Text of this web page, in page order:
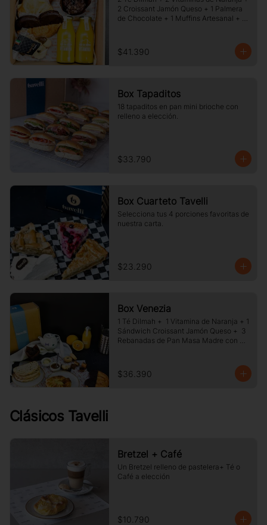
2 Croissant Jamón Queso + 1 Palmera
de Chocolate + 1 Muffins Artesanal +
$41.390
Box Tapaditos
18 tapaditos en pan mini brioche con
relleno a elección.
$33.790
Box Cuarteto Tavelli
Selecciona tus 4 porciones favoritas de
nuestra carta.
$23.290
Box Venezia
1 Té Dilmah +  1 Vitamina de Naranja + 1
Sándwich Croissant Jamón Queso +  3
Rebanadas de Pan Masa Madre con
gr de Galletas Surtida.
$36.390
Clásicos Tavelli
Bretzel + Café
Un Bretzel relleno de pastelera+ Té o
Café a elección
$10.790